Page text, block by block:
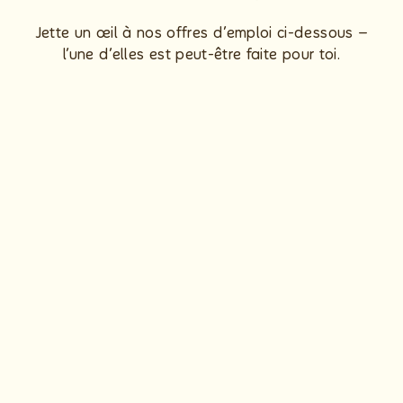
Jette un œil à nos offres d’emploi ci-dessous –
l’une d’elles est peut-être faite pour toi.